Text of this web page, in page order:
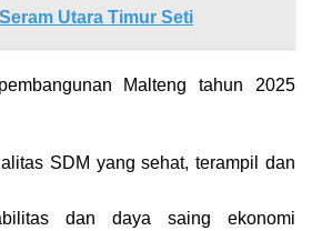
Utara Timur Seti
Malteng tahun 2025
SDM yang sehat, terampil dan
dan daya saing ekonomi